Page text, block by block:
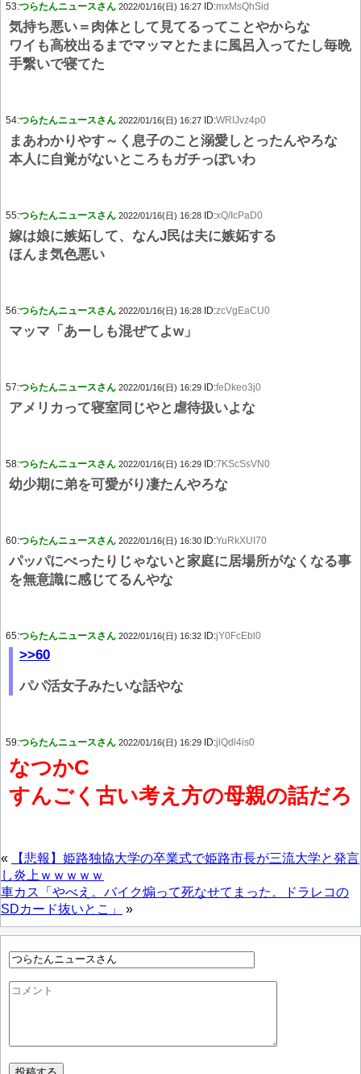
53:つらたんニュースさん 2022/01/16(日) 16:27 ID:mxMsQhSid
気持ち悪い＝肉体として見てるってことやからな
ワイも高校出るまでマッマとたまに風呂入ってたし毎晩
手繋いで寝てた
54:つらたんニュースさん 2022/01/16(日) 16:27 ID:WRIJvz4p0
まあわかりやす～く息子のこと溺愛しとったんやろな
本人に自覚がないところもガチっぽいわ
55:つらたんニュースさん 2022/01/16(日) 16:28 ID:xQ/IcPaD0
嫁は娘に嫉妬して、なんJ民は夫に嫉妬する
ほんま気色悪い
56:つらたんニュースさん 2022/01/16(日) 16:28 ID:zcVgEaCU0
マッマ「あーしも混ぜてよw」
57:つらたんニュースさん 2022/01/16(日) 16:29 ID:feDkeo3j0
アメリカって寝室同じやと虐待扱いよな
58:つらたんニュースさん 2022/01/16(日) 16:29 ID:7KScSsVN0
幼少期に弟を可愛がり凄たんやろな
60:つらたんニュースさん 2022/01/16(日) 16:30 ID:YuRkXUI70
パッパにべったりじゃないと家庭に居場所がなくなる事
を無意識に感じてるんやな
65:つらたんニュースさん 2022/01/16(日) 16:32 ID:jY0FcEbl0
>>60
パパ活女子みたいな話やな
59:つらたんニュースさん 2022/01/16(日) 16:29 ID:jlQdl4is0
なつかC
すんごく古い考え方の母親の話だろ
«
【悲報】姫路独協大学の卒業式で姫路市長が三流大学と発言
し炎上ｗｗｗｗｗ
車カス「やべえ。バイク煽って死なせてまった。ドラレコの
SDカード抜いとこ」
»